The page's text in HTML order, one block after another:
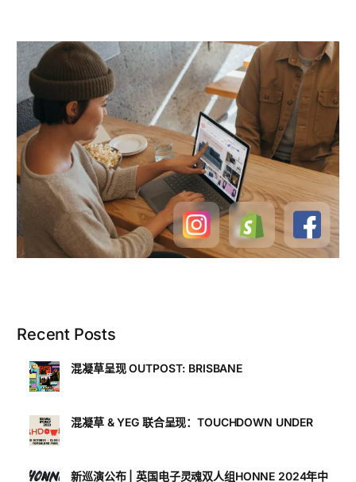
Recent Posts
混凝草呈现 OUTPOST: BRISBANE
混凝草 & YEG 联合呈现：TOUCHDOWN UNDER
新巡演公布 | 英国电子灵魂双人组HONNE 2024年中